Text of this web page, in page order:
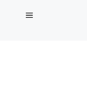
Menü